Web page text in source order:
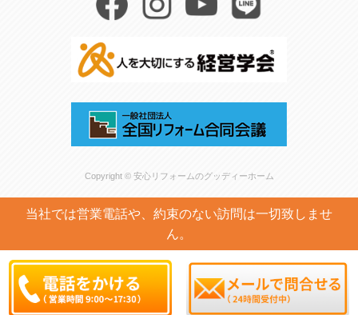
Copyright © 安心リフォームのグッディーホーム
当社では営業電話や、約束のない訪問は一切致しませ
ん。